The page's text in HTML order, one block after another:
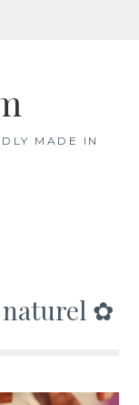
MADE IN
naturel ✿